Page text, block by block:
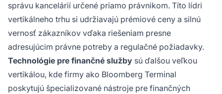
správu kancelárií určené priamo právnikom. Títo lídri
vertikálneho trhu si udržiavajú prémiové ceny a silnú
vernosť zákazníkov vďaka riešeniam presne
adresujúcim právne potreby a regulačné požiadavky.
Technológie pre finančné služby sú ďalšou veľkou
vertikálou, kde firmy ako Bloomberg Terminal
poskytujú špecializované nástroje pre finančných